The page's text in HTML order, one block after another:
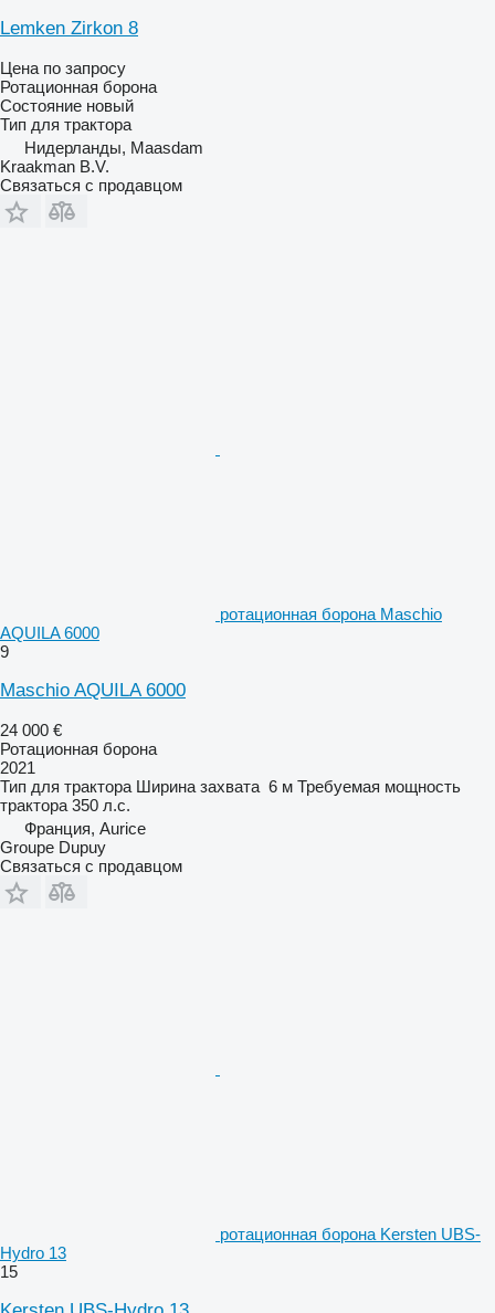
Lemken Zirkon 8
Цена по запросу
Ротационная борона
Состояние новый
Тип для трактора
Нидерланды, Maasdam
Kraakman B.V.
Связаться с продавцом
ротационная борона Maschio
AQUILA 6000
9
Maschio AQUILA 6000
24 000 €
Ротационная борона
2021
Тип для трактора Ширина захвата 6 м Требуемая мощность
трактора 350 л.с.
Франция, Aurice
Groupe Dupuy
Связаться с продавцом
ротационная борона Kersten UBS-
Hydro 13
15